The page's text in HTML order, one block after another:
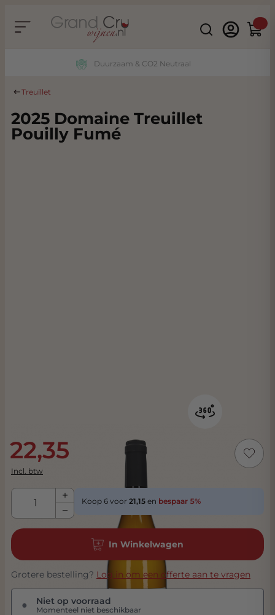
Search
Duurzaam & CO2 Neutraal
Treuillet
2025 Domaine Treuillet
Pouilly Fumé
22,35
Incl. btw
Aantal
Koop 6 voor 21,15 en bespaar 5%
In Winkelwagen
Grotere bestelling? Log in om een offerte aan te vragen
● Niet op voorraad
Momenteel niet beschikbaar